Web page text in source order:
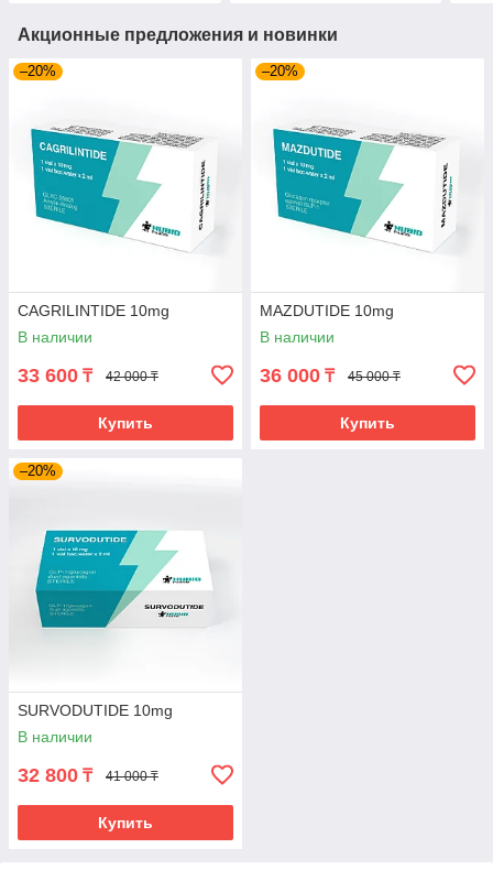
Акционные предложения и новинки
–20%
CAGRILINTIDE 10mg
В наличии
33 600 ₸ 42 000 ₸
Купить
–20%
MAZDUTIDE 10mg
В наличии
36 000 ₸ 45 000 ₸
Купить
–20%
SURVODUTIDE 10mg
В наличии
32 800 ₸ 41 000 ₸
Купить